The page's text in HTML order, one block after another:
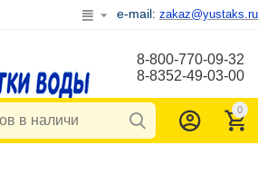
e-mail: zakaz@yustaks.ru
8-800-770-09-32
8-8352-49-03-00
0